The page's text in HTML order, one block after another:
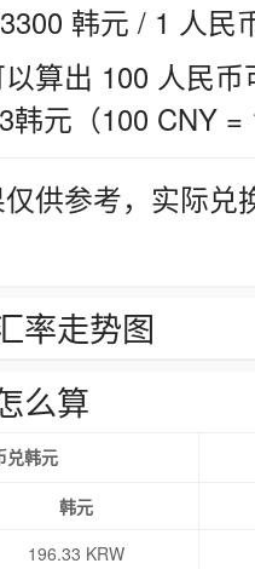
韩元 / 1 人民
算出 100 人民
韩元（100 CNY =
供参考，实际
率走势图
么算
兑韩元
韩元
196.33 KRW